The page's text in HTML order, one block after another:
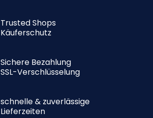
Trusted Shops
Käuferschutz
Sichere Bezahlung
SSL-Verschlüsselung
schnelle & zuverlässige
Lieferzeiten